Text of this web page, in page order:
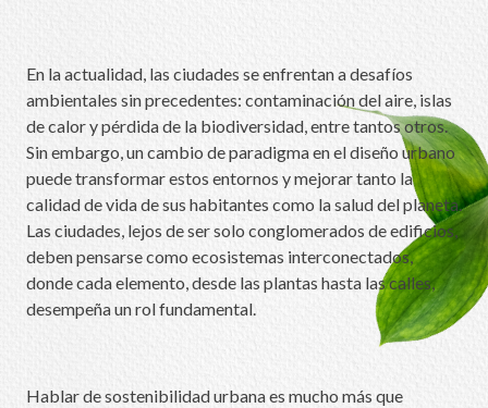
En la actualidad, las ciudades se enfrentan a desafíos
ambientales sin precedentes: contaminación del aire, islas
de calor y pérdida de la biodiversidad, entre tantos otros.
Sin embargo, un cambio de paradigma en el diseño urbano
puede transformar estos entornos y mejorar tanto la
calidad de vida de sus habitantes como la salud del planeta.
Las ciudades, lejos de ser solo conglomerados de edificios,
deben pensarse como ecosistemas interconectados,
donde cada elemento, desde las plantas hasta las calles,
desempeña un rol fundamental.
Hablar de sostenibilidad urbana es mucho más que